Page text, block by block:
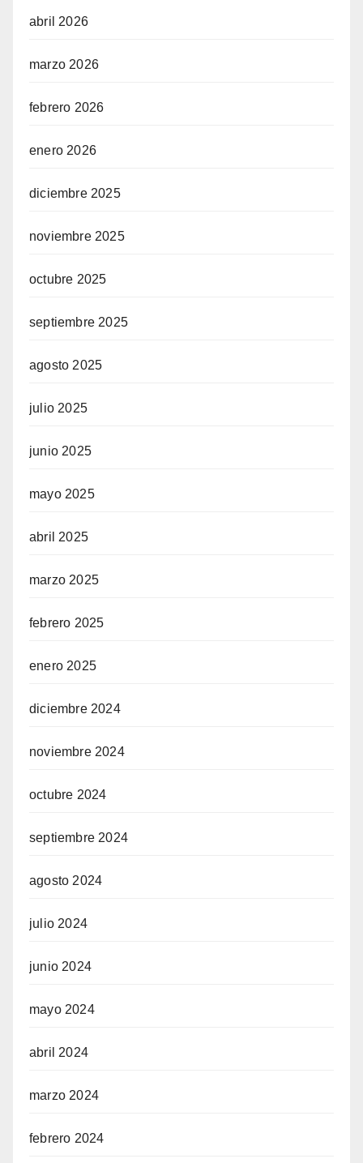
abril 2026
marzo 2026
febrero 2026
enero 2026
diciembre 2025
noviembre 2025
octubre 2025
septiembre 2025
agosto 2025
julio 2025
junio 2025
mayo 2025
abril 2025
marzo 2025
febrero 2025
enero 2025
diciembre 2024
noviembre 2024
octubre 2024
septiembre 2024
agosto 2024
julio 2024
junio 2024
mayo 2024
abril 2024
marzo 2024
febrero 2024